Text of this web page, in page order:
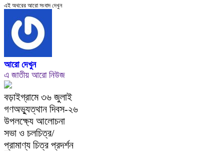
এই অথরের আরো সংবাদ দেখুন
আরো দেখুন
এ জাতীয় আরো নিউজ
বড়াইগ্রামে ৩৬ জুলাই
গণঅভ্যুত্থান দিবস-২৬
উপলক্ষ্যে আলোচনা
সভা ও চলচিত্র/
প্রামাণ্য চিত্র প্রদর্শন